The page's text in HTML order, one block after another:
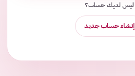
ليس لديك حساب؟
إنشاء حساب جديد